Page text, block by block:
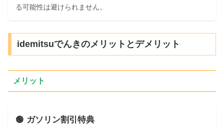
る可能性は避けられません。
idemitsuでんきのメリットとデメリット
メリット
🟢 ガソリン割引特典